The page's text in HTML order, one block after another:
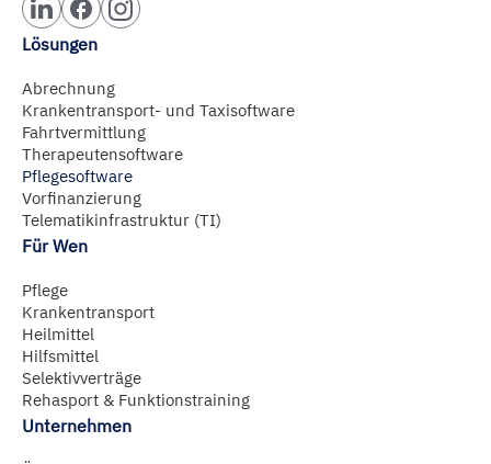
Lösungen
Abrechnung
Krankentransport- und Taxisoftware
Fahrtvermittlung
Therapeutensoftware
Pflegesoftware
Vorfinanzierung
Telematikinfrastruktur (TI)
Für Wen
Pflege
Krankentransport
Heilmittel
Hilfsmittel
Selektivverträge
Rehasport & Funktionstraining
Unternehmen